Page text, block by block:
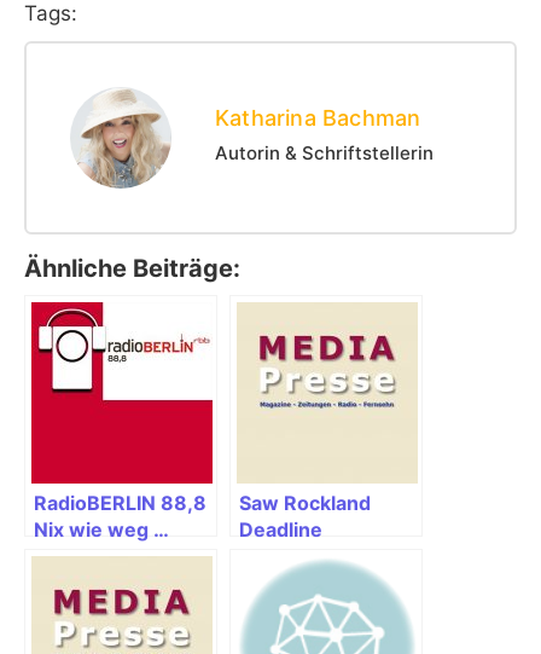
Tags:
Katharina Bachman
Autorin & Schriftstellerin
Ähnliche Beiträge:
RadioBERLIN 88,8
Nix wie weg …
Saw Rockland
Deadline